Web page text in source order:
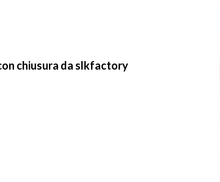
chiusura da slkfactory